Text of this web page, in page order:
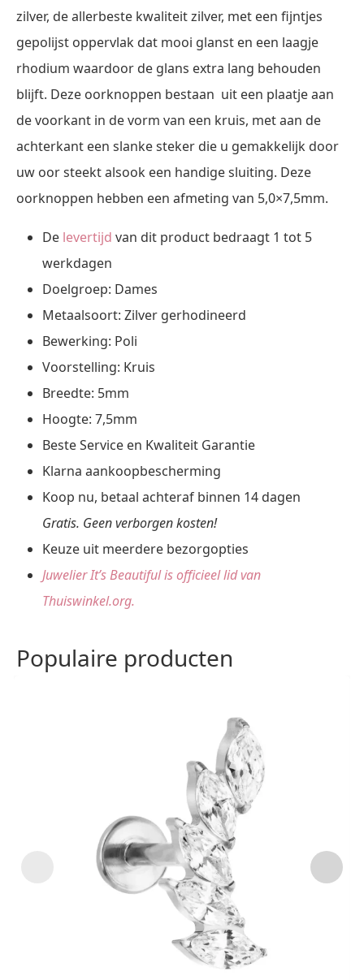
zilver, de allerbeste kwaliteit zilver, met een fijntjes
gepolijst oppervlak dat mooi glanst en een laagje
rhodium waardoor de glans extra lang behouden
blijft. Deze oorknoppen bestaan uit een plaatje aan
de voorkant in de vorm van een kruis, met aan de
achterkant een slanke steker die u gemakkelijk door
uw oor steekt alsook een handige sluiting. Deze
oorknoppen hebben een afmeting van 5,0×7,5mm.
De levertijd van dit product bedraagt 1 tot 5
werkdagen
Doelgroep: Dames
Metaalsoort: Zilver gerhodineerd
Bewerking: Poli
Voorstelling: Kruis
Breedte: 5mm
Hoogte: 7,5mm
Beste Service en Kwaliteit Garantie
Klarna aankoopbescherming
Koop nu, betaal achteraf binnen 14 dagen
Gratis. Geen verborgen kosten!
Keuze uit meerdere bezorgopties
Juwelier It’s Beautiful is officieel lid van
Thuiswinkel.org.
Populaire producten